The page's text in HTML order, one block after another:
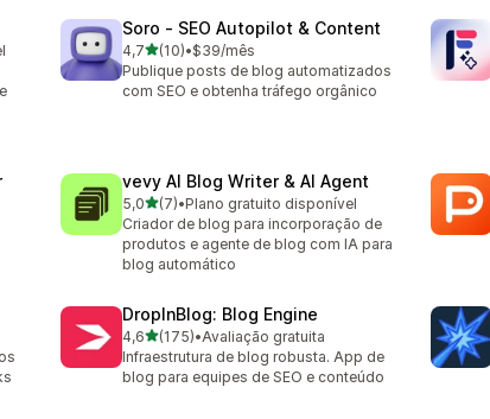
Soro ‑ SEO Autopilot & Content
4,7de 5 estrelas
(10)
10 avaliações ao todo
•$39/mês
Publique posts de blog automatizados
com SEO e obtenha tráfego orgânico
vevy AI Blog Writer & AI Agent
5,0de 5 estrelas
(7)
7 avaliações ao todo
•Plano gratuito disponível
Criador de blog para incorporação de
produtos e agente de blog com IA para
blog automático
DropInBlog: Blog Engine
4,6de 5 estrelas
(175)
175 avaliações ao todo
•Avaliação gratuita
Infraestrutura de blog robusta. App de
blog para equipes de SEO e conteúdo